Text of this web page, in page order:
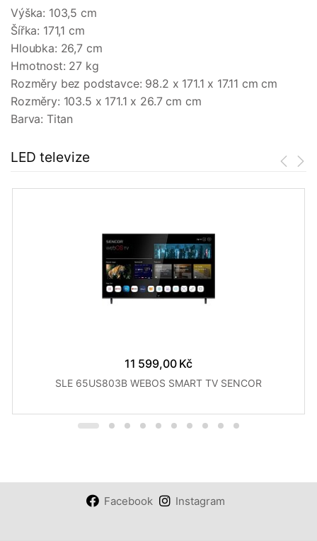
Výška: 103,5 cm
Šířka: 171,1 cm
Hloubka: 26,7 cm
Hmotnost: 27 kg
Rozměry bez podstavce: 98.2 x 171.1 x 17.11 cm cm
Rozměry: 103.5 x 171.1 x 26.7 cm cm
Barva: Titan
LED televize
11 599,00 Kč
SLE 65US803B WEBOS SMART TV SENCOR
Facebook Instagram